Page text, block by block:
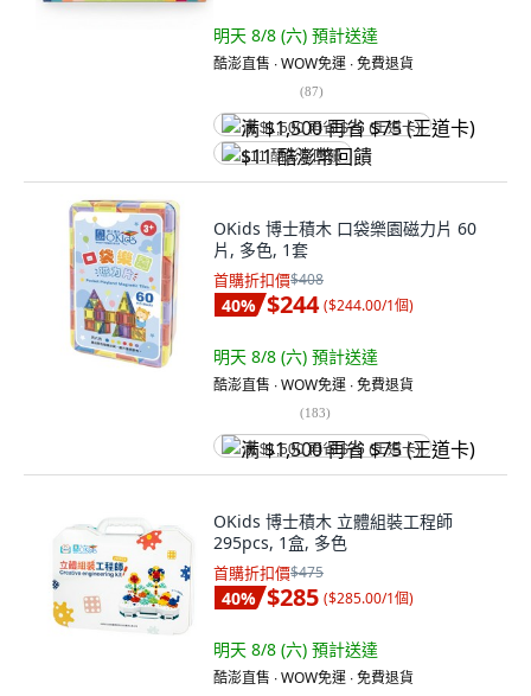
明天 8/8 (六) 預計送達
酷澎直售 ∙ WOW免運 ∙ 免費退貨
(87)
满 $1,500 再省 $75 (王道卡)
$11 酷澎幣回饋
OKids 博士積木 口袋樂園磁力片 60
片, 多色, 1套
首購折扣價$408
40% $244 ($244.00/1個)
明天 8/8 (六) 預計送達
酷澎直售 ∙ WOW免運 ∙ 免費退貨
(183)
满 $1,500 再省 $75 (王道卡)
OKids 博士積木 立體組裝工程師
295pcs, 1盒, 多色
首購折扣價$475
40% $285 ($285.00/1個)
明天 8/8 (六) 預計送達
酷澎直售 ∙ WOW免運 ∙ 免費退貨